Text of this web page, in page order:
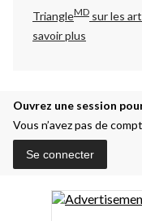
TriangleMD sur les
savoir plus
Ouvrez une session
Vous n’avez pas de
Se connecter